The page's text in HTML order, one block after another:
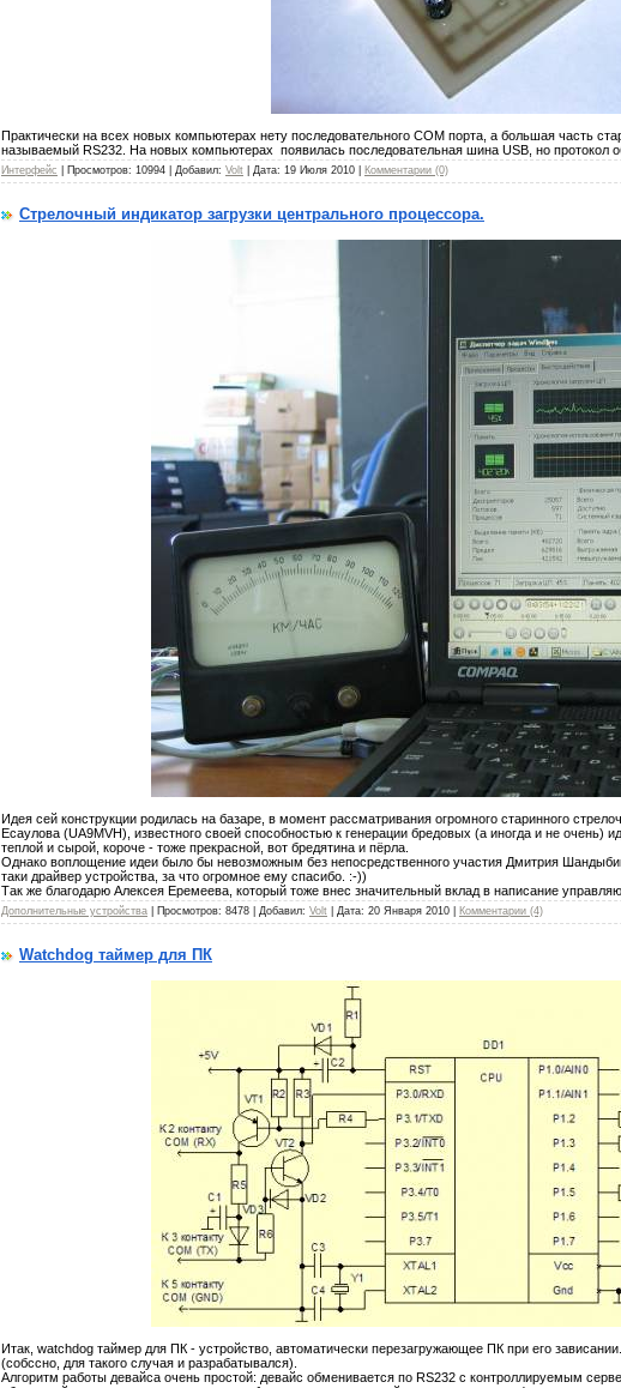
Практически на всех новых компьютерах нету последовательного COM порта, а большая часть
называемый RS232. На новых компьютерах появилась последовательная шина USB, но протокол
Интерфейс | Просмотров: 10994 | Добавил: Volt | Дата: 19 Июля 2010 Комментарии (0)
Стрелочный индикатор загрузки центрального процессора.
Идея сей конструкции родилась на базаре, в момент рассматривания огромного старинного
Есаулова (UA9MVH), известного своей способностью к генерации бредовых (а иногда и не очень)
теплой и сырой, короче - тоже прекрасной, вот бредятина и пёрла.
Однако воплощение идеи было бы невозможным без непосредственного участия Дмитрия
таки драйвер устройства, за что огромное ему спасибо. :-))
Так же благодарю Алексея Еремеева, который тоже внес значительный вклад в написание
Дополнительные устройства | Просмотров: 8478 | Добавил: Volt | Дата: 20 Января 2010 Комментарии (4)
Watchdog таймер для ПК
Итак, watchdog таймер для ПК - устройство, автоматически перезагружающее ПК при его
(собссно, для такого случая и разрабатывался).
Алгоритм работы девайса очень простой: девайс обменивается по RS232 с контроллируемым